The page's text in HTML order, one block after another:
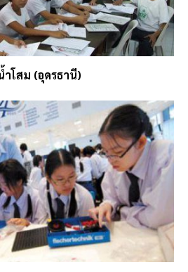
ำโสม (อุดรธานี)